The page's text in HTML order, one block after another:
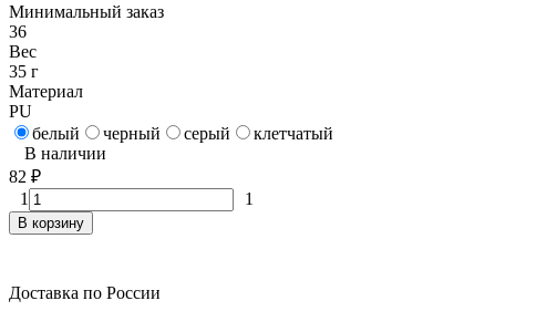
Минимальный заказ
36
Вес
35 г
Материал
PU
белый
черный серый
клетчатый
В наличии
82 ₽
1
1
В корзину
Доставка по России